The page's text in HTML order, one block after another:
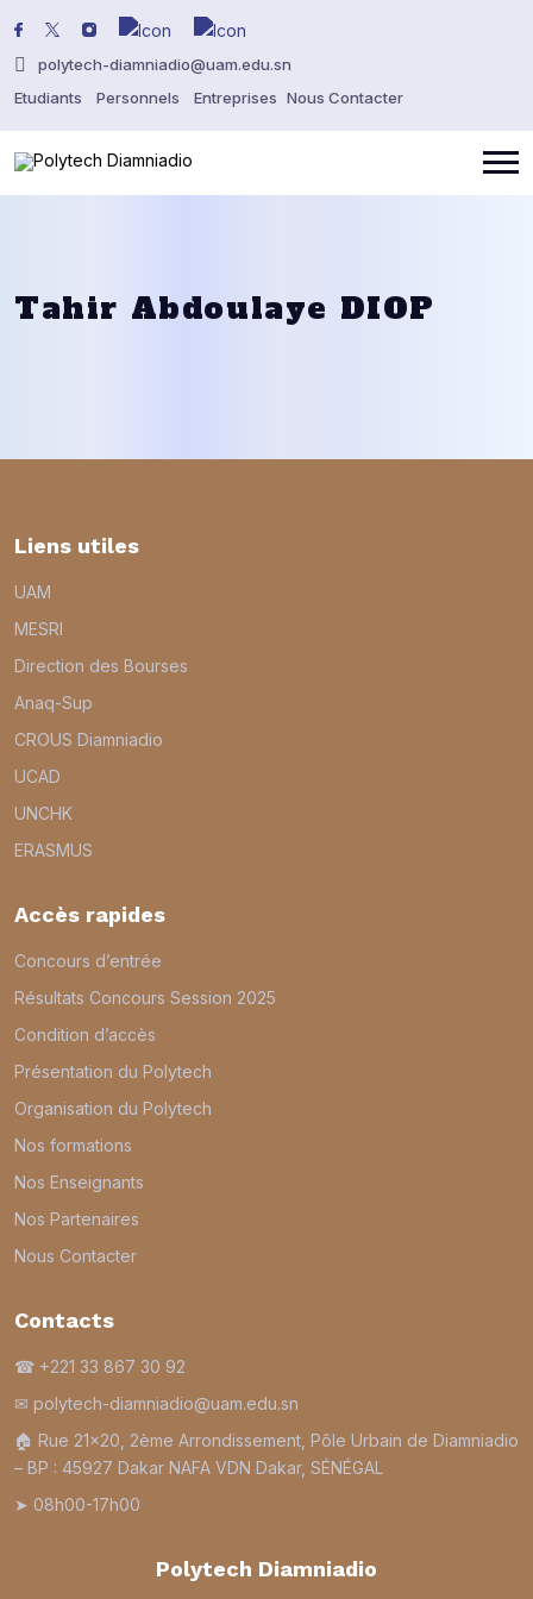
polytech-diamniadio@uam.edu.sn
Etudiants
Personnels Entreprises Nous Contacter
Tahir Abdoulaye DIOP
Liens utiles
UAM
MESRI
Direction des Bourses
Anaq-Sup
CROUS Diamniadio
UCAD
UNCHK
ERASMUS
Accès rapides
Concours d’entrée
Résultats Concours Session 2025
Condition d’accès
Présentation du Polytech
Organisation du Polytech
Nos formations
Nos Enseignants
Nos Partenaires
Nous Contacter
Contacts
☎ +221 33 867 30 92
✉ polytech-diamniadio@uam.edu.sn
🏠︎ Rue 21×20, 2ème Arrondissement, Pôle Urbain de Diamniadio
– BP : 45927 Dakar NAFA VDN Dakar, SÉNÉGAL
➤ 08h00-17h00
Polytech Diamniadio